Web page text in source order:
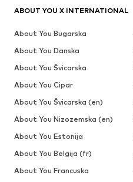
ABOUT YOU X INTERNATIONAL
About You Bugarska
About You Danska
About You Švicarska
About You Cipar
About You Švicarska (en)
About You Nizozemska (en)
About You Estonija
About You Belgija (fr)
About You Francuska